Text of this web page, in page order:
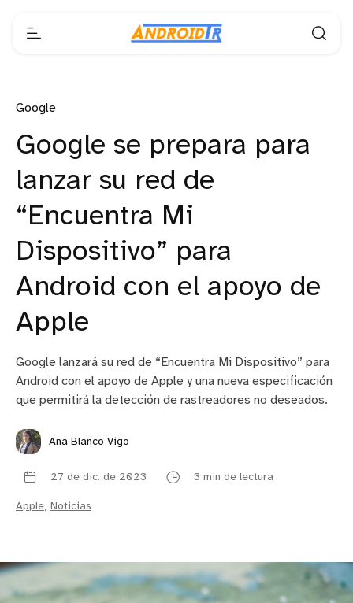
Google
Google se prepara para
lanzar su red de
“Encuentra Mi
Dispositivo” para
Android con el apoyo de
Apple
Google lanzará su red de “Encuentra Mi Dispositivo” para
Android con el apoyo de Apple y una nueva especificación
que permitirá la detección de rastreadores no deseados.
Ana Blanco Vigo
27 de dic. de 2023 3 min de lectura
Apple, Noticias